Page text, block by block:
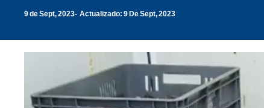
9 de Sept, 2023 Actualizado: 9 De Sept, 2023